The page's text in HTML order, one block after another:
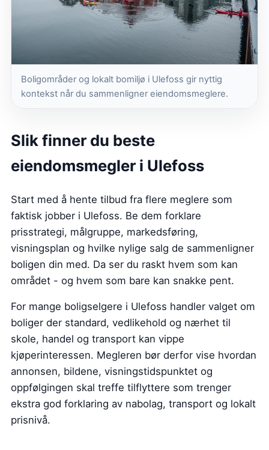
Boligområder og lokalt bomiljø i Ulefoss gir nyttig
kontekst når du sammenligner eiendomsmeglere.
Slik finner du beste
eiendomsmegler i Ulefoss
Start med å hente tilbud fra flere meglere som
faktisk jobber i Ulefoss. Be dem forklare
prisstrategi, målgruppe, markedsføring,
visningsplan og hvilke nylige salg de sammenligner
boligen din med. Da ser du raskt hvem som kan
området - og hvem som bare kan snakke pent.
For mange boligselgere i Ulefoss handler valget om
boliger der standard, vedlikehold og nærhet til
skole, handel og transport kan vippe
kjøperinteressen. Megleren bør derfor vise hvordan
annonsen, bildene, visningstidspunktet og
oppfølgingen skal treffe tilflyttere som trenger
ekstra god forklaring av nabolag, transport og lokalt
prisnivå.